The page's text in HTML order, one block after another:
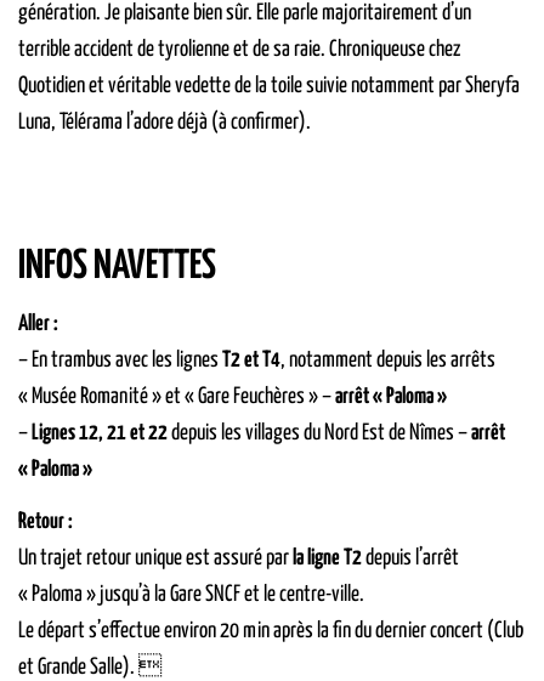
génération. Je plaisante bien sûr. Elle parle majoritairement d’un
terrible accident de tyrolienne et de sa raie. Chroniqueuse chez
Quotidien et véritable vedette de la toile suivie notamment par Sheryfa
Luna, Télérama l’adore déjà (à confirmer).
INFOS NAVETTES
Aller :
– En trambus avec les lignes T2 et T4, notamment depuis les arrêts
« Musée Romanité » et « Gare Feuchères » –arrêt « Paloma »
– Lignes 12, 21 et 22depuis les villages du Nord Est de Nîmes –arrêt
« Paloma »
Retour :
Un trajet retour unique est assuré par la ligne T2depuis l’arrêt
« Paloma » jusqu’à la Gare SNCF et le centre-ville.
Le départ s’effectue environ 20 min après la fin du dernier concert (Club
et Grande Salle). 